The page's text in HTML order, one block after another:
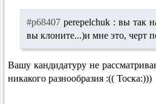
#p68407 perepelchuk : вы так
вы клоните...)и мне это, черт
Вашу кандидатуру не
никакого разнообразия :(( Тоска:)))